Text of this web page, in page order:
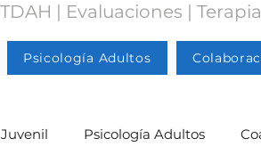
| Evaluaciones |
Psicología Adultos
Psicología Adultos